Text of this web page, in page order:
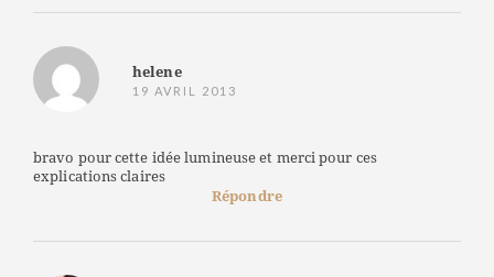
helene
19 AVRIL 2013
bravo pour cette idée lumineuse et merci pour ces
explications claires
Répondre